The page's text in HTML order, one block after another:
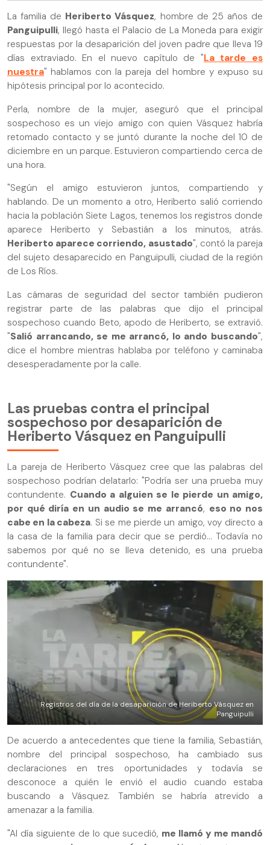
La familia de Heriberto Vásquez, hombre de 25 años de
Panguipulli, llegó hasta el Palacio de La Moneda para exigir
respuestas por la desaparición del joven padre que lleva 19
días extraviado. En el nuevo capítulo de "La tarde es
nuestra" hablamos con la pareja del hombre y expuso su
hipótesis principal por lo acontecido.
Perla, nombre de la mujer, aseguró que el principal
sospechoso es un viejo amigo con quien Vásquez habría
retomado contacto y se juntó durante la noche del 10 de
diciembre en un parque. Estuvieron compartiendo cerca de
una hora.
"Según el amigo estuvieron juntos, compartiendo y
hablando. De un momento a otro, Heriberto salió corriendo
hacia la población Siete Lagos, tenemos los registros donde
aparece Heriberto y Sebastián a los minutos, atrás.
Heriberto aparece corriendo, asustado", contó la pareja
del sujeto desaparecido en Panguipulli, ciudad de la región
de Los Ríos.
Las cámaras de seguridad del sector también pudieron
registrar parte de las palabras que dijo el principal
sospechoso cuando Beto, apodo de Heriberto, se extravió.
"Salió arrancando, se me arrancó, lo ando buscando",
dice el hombre mientras hablaba por teléfono y caminaba
desesperadamente por la calle.
Las pruebas contra el principal
sospechoso por desaparición de
Heriberto Vásquez en Panguipulli
La pareja de Heriberto Vásquez cree que las palabras del
sospechoso podrían delatarlo: "Podría ser una prueba muy
contundente. Cuando a alguien se le pierde un amigo,
por qué diría en un audio se me arrancó, eso no nos
cabe en la cabeza. Si se me pierde un amigo, voy directo a
la casa de la familia para decir que se perdió... Todavía no
sabemos por qué no se lleva detenido, es una prueba
contundente".
Registros del día de la desaparición de Heriberto Vásquez en
Panguipulli
De acuerdo a antecedentes que tiene la familia, Sebastián,
nombre del principal sospechoso, ha cambiado sus
declaraciones en tres oportunidades y todavía se
desconoce a quién le envió el audio cuando estaba
buscando a Vásquez. También se habría atrevido a
amenazar a la familia.
"Al día siguiente de lo que sucedió, me llamó y me mandó